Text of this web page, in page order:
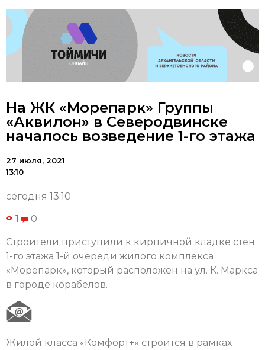
На ЖК «Морепарк» Группы
«Аквилон» в Северодвинске
началось возведение 1-го этажа
27 июля, 2021
13:10
сегодня 13:10
1 0
Строители приступили к кирпичной кладке стен
1-го этажа 1-й очереди жилого комплекса
«Морепарк», который расположен на ул. К. Маркса
в городе корабелов.
Жилой класса «Комфорт+» строится в рамках